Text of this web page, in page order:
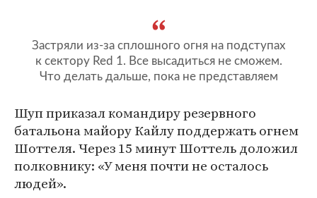
Застряли из-за сплошного огня на подступах
к сектору Red 1. Все высадиться не сможем.
Что делать дальше, пока не представляем
Шуп приказал командиру резервного
батальона майору Кайлу поддержать огнем
Шоттеля. Через 15 минут Шоттель доложил
полковнику: «У меня почти не осталось
людей».